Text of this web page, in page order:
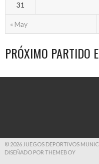
« May
31
PRÓXIMO PARTIDO
© 2026 JUEGOS DEPORTIVOS
DISEÑADO POR THEMEBOY